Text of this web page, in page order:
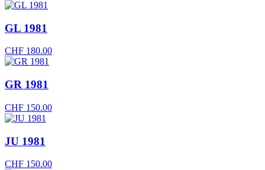
GL 1981
CHF 180.00
GR 1981
CHF 150.00
JU 1981
CHF 150.00